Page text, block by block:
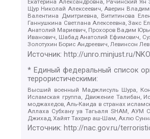
Екатерина Александровна, Рачинский
Щур Николай Алексеевич, Аверин
Валентина Дмитриевна, Вититинова
Ганнушкина Светлана Алексеевна, Закс
Анатолий Мариевич, Прохоров Вадим
Иванович, Шабад Анатолий Ефимович,
Золотухин Борис Андреевич, Левинсон
Источник: http://unro.minjust.ru/
* Единый федеральный список
террористическими:
Высший военный Маджлисуль Шура,
Исламская группа, Движение Талибан,
моджахедов, Аль-Каида в странах
Аллаха Субхану уа Тагьаля SHAM, АУМ
Джихад, Хайят Тахрир аш-Шам, Ахлю
Источник: http://nac.gov.ru/